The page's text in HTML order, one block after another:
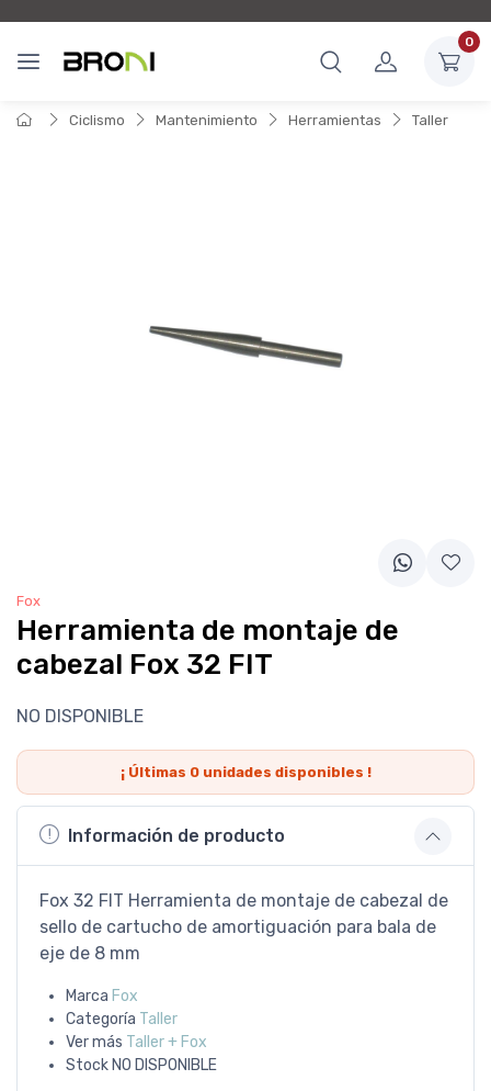
0
Ciclismo Mantenimiento Herramientas Taller
Fox
Herramienta de montaje de
cabezal Fox 32 FIT
NO DISPONIBLE
¡ Últimas 0unidades disponibles !
Información de producto
Fox 32 FIT Herramienta de montaje de cabezal de
sello de cartucho de amortiguación para bala de
eje de 8 mm
Marca Fox
Categoría Taller
Ver más Taller + Fox
Stock NO DISPONIBLE